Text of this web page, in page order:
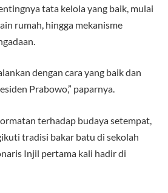
tata kelola yang baik, mulai
rumah, hingga mekanisme
dengan cara yang baik dan
Prabowo,” paparnya.
terhadap budaya setempat,
tradisi bakar batu di sekolah
Injil pertama kali hadir di